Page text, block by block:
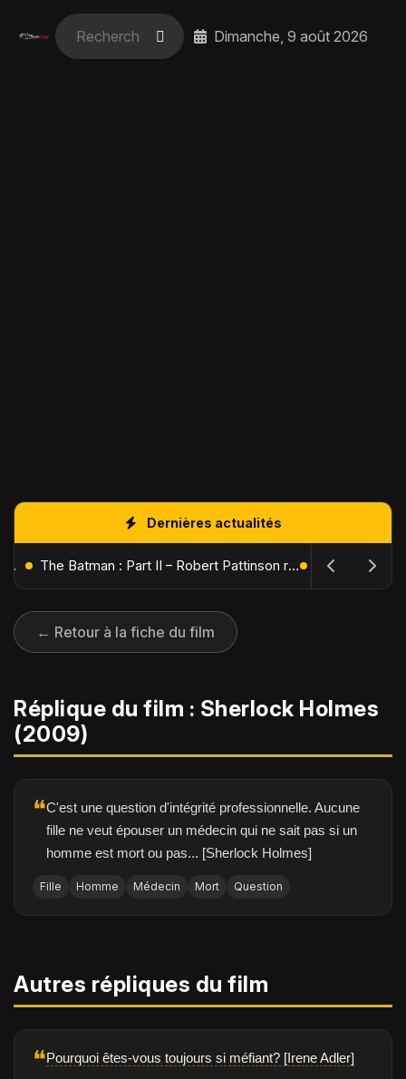
Dimanche, 9 août 2026
Dernières actualités
L'Âge de Glace : Le Réveil du Volcan – Manny, Sid et Diego de retour pour une aventure explosive The Batman : Part II – Robert Pattinson replonge dans les ténèbres de Gotham dès octobre 2027
← Retour à la fiche du film
Réplique du film : Sherlock Holmes
(2009)
❝C'est une question d'intégrité professionnelle. Aucune
fille ne veut épouser un médecin qui ne sait pas si un
homme est mort ou pas... [Sherlock Holmes]
Fille Homme Médecin Mort Question
Autres répliques du film
❝Pourquoi êtes-vous toujours si méfiant? [Irene Adler]